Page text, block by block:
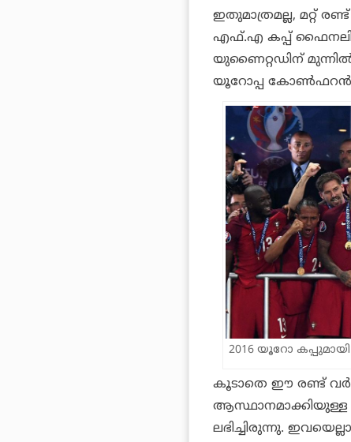
ഇതുമാത്രമല്ല, മറ്റ്
എഫ്.എ കപ്പ്
യുണൈറ്റഡിന്
യൂറോപ്പ കോണ്‍ഫറന്‍സ്
2016 യൂറോ കപ്പുമായി
കൂടാതെ ഈ രണ്ട്
ആസ്ഥാനമാക്കിയുള്ള
ലഭിച്ചിരുന്നു.